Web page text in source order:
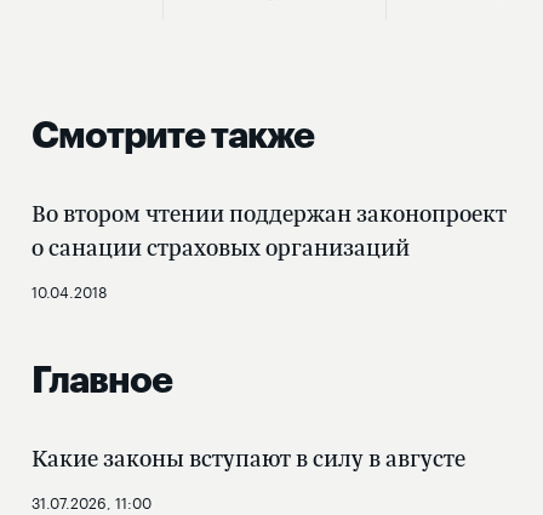
Смотрите также
Во втором чтении поддержан законопроект
о санации страховых организаций
10.04.2018
Главное
Какие законы вступают в силу в августе
31.07.2026, 11:00